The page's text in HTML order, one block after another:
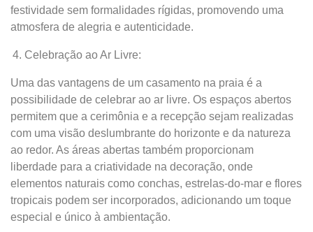
festividade sem formalidades rígidas, promovendo uma
atmosfera de alegria e autenticidade.
Celebração ao Ar Livre:
Uma das vantagens de um casamento na praia é a
possibilidade de celebrar ao ar livre. Os espaços abertos
permitem que a cerimônia e a recepção sejam realizadas
com uma visão deslumbrante do horizonte e da natureza
ao redor. As áreas abertas também proporcionam
liberdade para a criatividade na decoração, onde
elementos naturais como conchas, estrelas-do-mar e flores
tropicais podem ser incorporados, adicionando um toque
especial e único à ambientação.